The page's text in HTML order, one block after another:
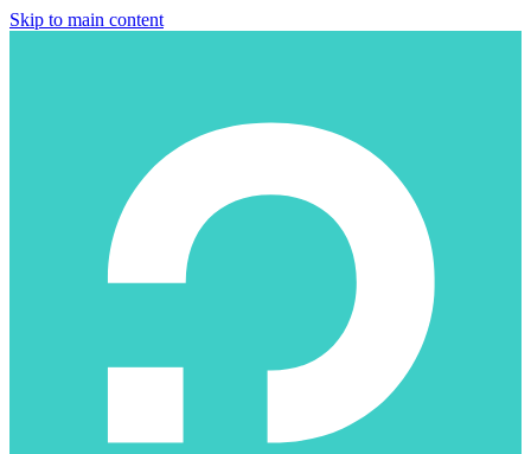
Skip to main content